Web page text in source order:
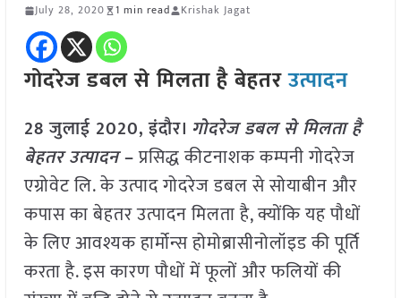
July 28, 2020 1 min read Krishak Jagat
गोदरेज डबल से मिलता है बेहतरउत्पादन
28 जुलाई 2020,इंदौर। गोदरेज डबल से मिलता है
बेहतर उत्पादन–प्रसिद्ध कीटनाशक कम्पनी गोदरेज
एग्रोवेट लि. के उत्पाद गोदरेज डबल से सोयाबीन और
कपास का बेहतर उत्पादन मिलता है, क्योंकि यह पौधों
के लिए आवश्यक हार्मोन्स होमोब्रासीनोलॉइड की पूर्ति
करता है. इस कारण पौधों में फूलों और फलियों की